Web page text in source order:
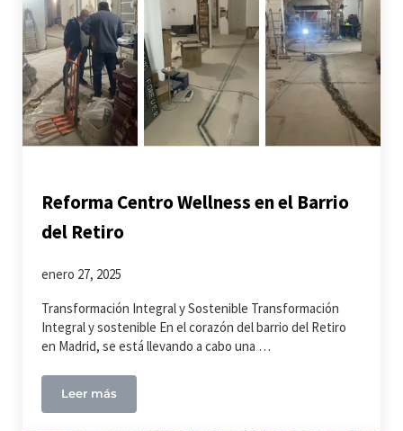
Reforma Centro Wellness en el Barrio
del Retiro
enero 27, 2025
Transformación Integral y Sostenible Transformación
Integral y sostenible En el corazón del barrio del Retiro
en Madrid, se está llevando a cabo una …
Leer másReforma Centro Wellness en el Barrio del Retiro